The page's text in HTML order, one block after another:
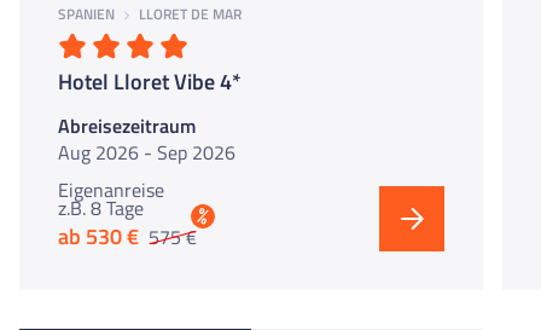
SPANIEN LLORET DE MAR
Hotel Lloret Vibe 4*
Abreisezeitraum
Aug 2026 - Sep 2026
Eigenanreise
z.B. 8 Tage
ab 530 € 575 €
%